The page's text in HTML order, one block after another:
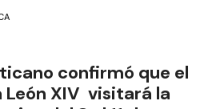
confirmó que el
León XIV visitará la